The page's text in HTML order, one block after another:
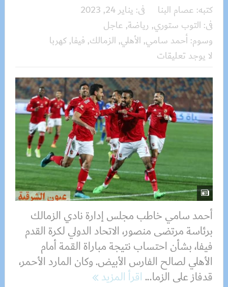
كتبه: عصام البنا فى: يناير 24, 2023
فى: التوب ستوري, رياضة, عاجل
وسوم:أحمد سامي, الأهلي, الزمالك, فيفا,كهربا
لا يوجد تعليقات
أحمد سامي خاطب مجلس إدارة نادي الزمالك
برئاسة مرتضى منصور، الاتحاد الدولي لكرة القدم
فيفا، بشأن احتساب نتيجة مباراة القمة أمام
الأهلي لصالح الفارس الأبيض. وكان المارد الأحمر،
قدفاز على الزما...اقرأ المزيد